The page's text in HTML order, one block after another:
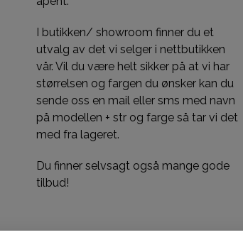
I butikken/ showroom finner du et
utvalg av det vi selger i nettbutikken
vår. Vil du være helt sikker på at vi har
størrelsen og fargen du ønsker kan du
sende oss en mail eller sms med navn
på modellen + str og farge så tar vi det
med fra lageret.
Du finner selvsagt også mange gode
tilbud!